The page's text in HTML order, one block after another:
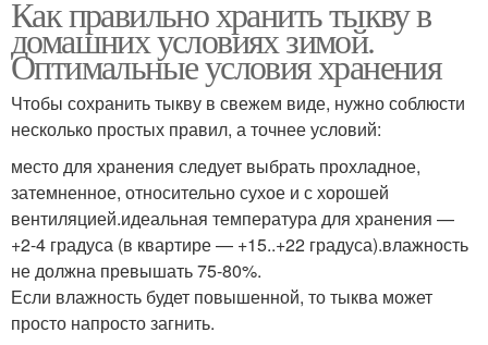
Как правильно хранить тыкву в
домашних условиях зимой.
Оптимальные условия хранения
Чтобы сохранить тыкву в свежем виде, нужно соблюсти
несколько простых правил, а точнее условий:
место для хранения следует выбрать прохладное,
затемненное, относительно сухое и с хорошей
вентиляцией.идеальная температура для хранения —
+2-4 градуса (в квартире — +15..+22 градуса).влажность
не должна превышать 75-80%.
Если влажность будет повышенной, то тыква может
просто напросто загнить.